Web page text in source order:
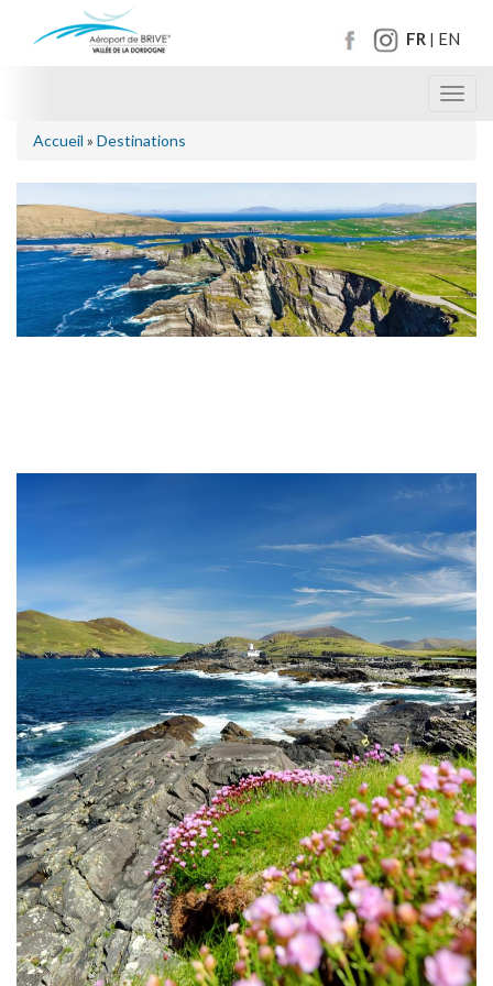
FR | EN
Accueil » Destinations